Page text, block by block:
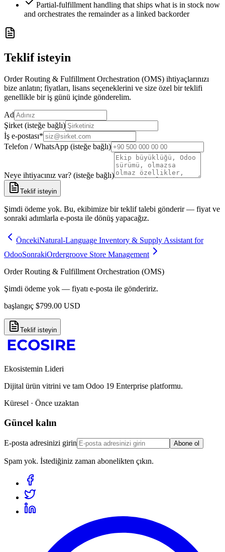
Partial-fulfillment handling that ships what is in stock now
and orchestrates the remainder as a linked backorder
Teklif isteyin
Order Routing & Fulfillment Orchestration (OMS) ihtiyaçlarınızı
bize anlatın; fiyatları, lisans seçeneklerini ve size özel bir teklifi
genellikle bir iş günü içinde gönderelim.
Ad
Şirket (isteğe bağlı)
İş e-postası*
Telefon / WhatsApp (isteğe bağlı)
Neye ihtiyacınız var? (isteğe bağlı)
Teklif isteyin
Şimdi ödeme yok. Bu, ekibimize bir teklif talebi gönderir — fiyat ve
sonraki adımlarla e-posta ile dönüş yapacağız.
ÖncekiNatural-Language Inventory & Supply Assistant for
OdooSonrakiOrdergroove Store Management
Order Routing & Fulfillment Orchestration (OMS)
Şimdi ödeme yok — fiyatı e-posta ile göndeririz.
başlangıç $799.00 USD
Teklif isteyin
Ekosistemin Lideri
Dijital ürün vitrini ve tam Odoo 19 Enterprise platformu.
Küresel · Önce uzaktan
Güncel kalın
E-posta adresinizi girin Abone ol
Spam yok. İstediğiniz zaman abonelikten çıkın.